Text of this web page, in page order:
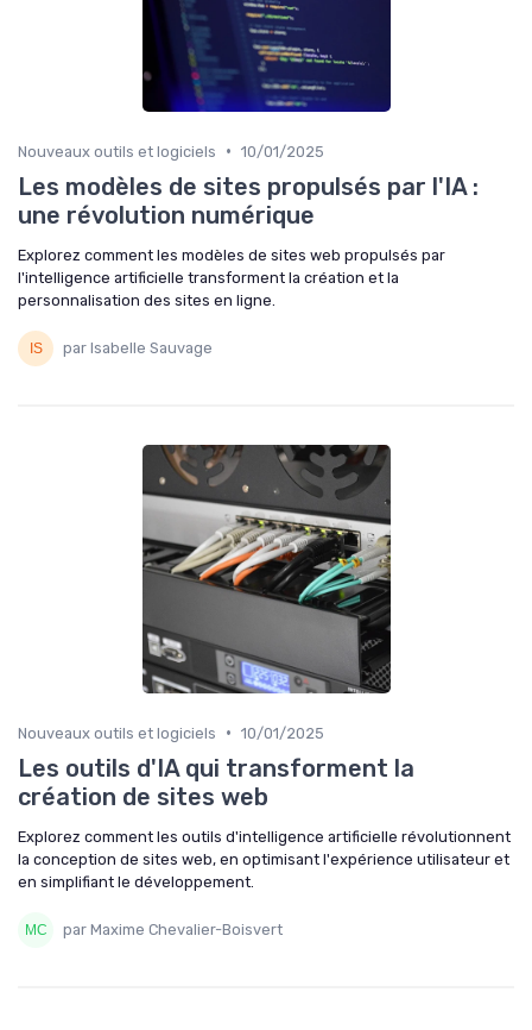
Nouveaux outils et logiciels • 10/01/2025
Les modèles de sites propulsés par l'IA :
une révolution numérique
Explorez comment les modèles de sites web propulsés par
l'intelligence artificielle transforment la création et la
personnalisation des sites en ligne.
par Isabelle Sauvage
Nouveaux outils et logiciels • 10/01/2025
Les outils d'IA qui transforment la
création de sites web
Explorez comment les outils d'intelligence artificielle révolutionnent
la conception de sites web, en optimisant l'expérience utilisateur et
en simplifiant le développement.
par Maxime Chevalier-Boisvert